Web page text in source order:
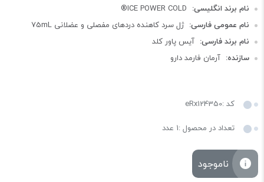
نام برند انگلیسی: ICE POWER COLD®
نام عمومی فارسی: ژل سرد کاهنده دردهای مفصلی و عضلانی 75mL
نام برند فارسی: آیس پاور کلد
سازنده: آرمان فارمد دارو
کد :eRx124350
تعداد در محصول :1 عدد
ناموجود